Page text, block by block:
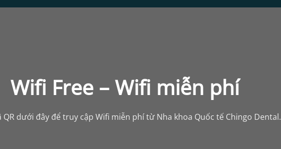
Wifi Free – Wifi miễn phí
QR dưới đây để truy cập Wifi miễn phí từ Nha khoa Quốc tế Chingo Dental.